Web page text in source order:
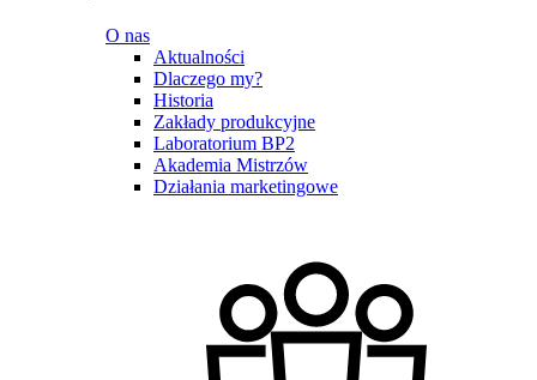
O nas
Aktualności
Dlaczego my?
Historia
Zakłady produkcyjne
Laboratorium BP2
Akademia Mistrzów
Działania marketingowe